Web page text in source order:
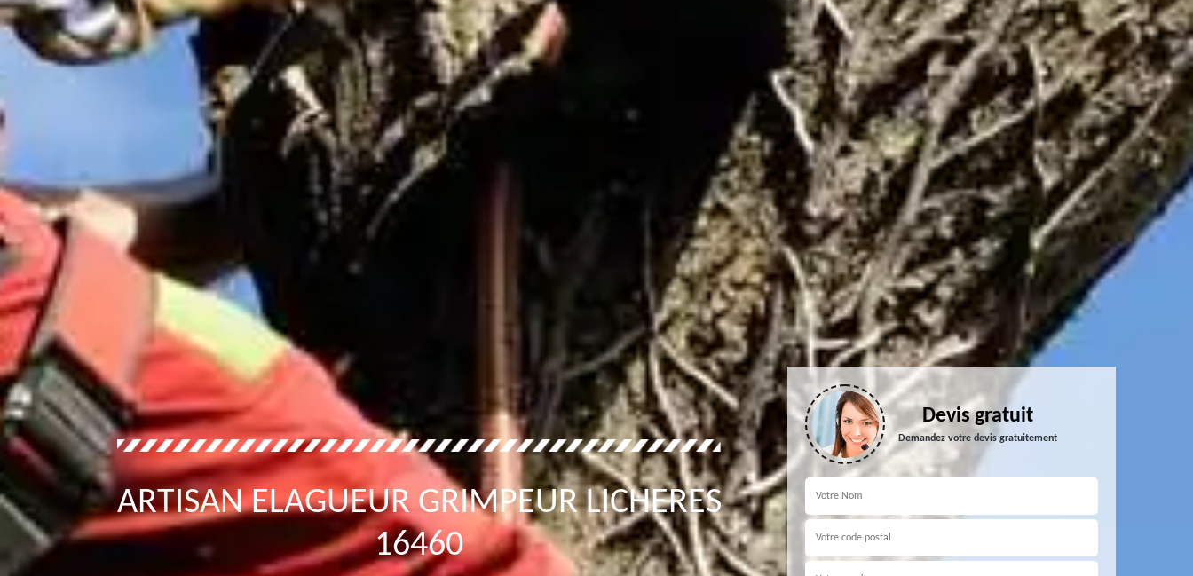
ARTISAN ELAGUEUR GRIMPEUR LICHERES
16460
Devis gratuit
Demandez votre devis gratuitement